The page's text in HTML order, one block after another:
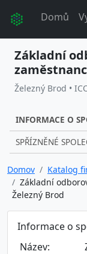
Domů
Základní
Železný Brod •
INFORMACE O
SPŘÍZNĚNÉ
Domov Katalog
Základní
Železný Brod
Informace o
Název: